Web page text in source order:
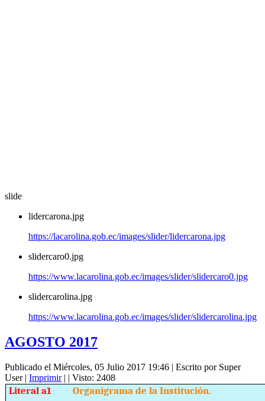
slide
lidercarona.jpg
https://lacarolina.gob.ec/images/slider/lidercarona.jpg
slidercaro0.jpg
https://www.lacarolina.gob.ec/images/slider/slidercaro0.jpg
slidercarolina.jpg
https://www.lacarolina.gob.ec/images/slider/slidercarolina.jpg
AGOSTO 2017
Publicado el Miércoles, 05 Julio 2017 19:46 | Escrito por Super
User| Imprimir| | Visto: 2408
Literal a1 Organigrama de la Institución.